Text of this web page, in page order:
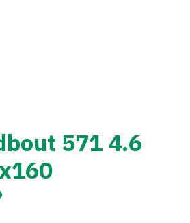
571 4.6